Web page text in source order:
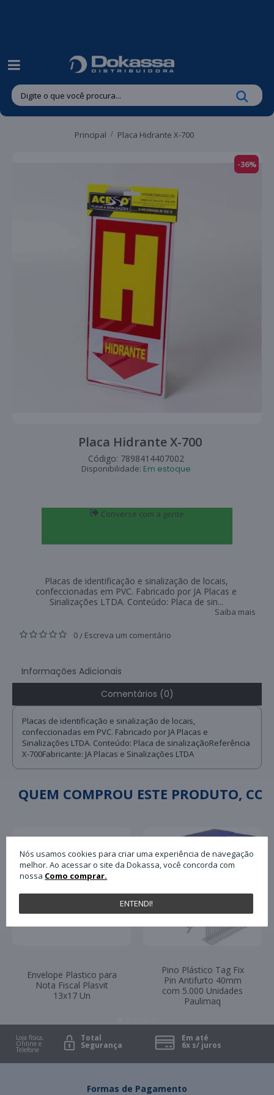
Principal Placa Hidrante X-700
-36%
Placa Hidrante X-700
Código: 7898414407002
Disponibilidade: Em estoque
Converse com a gente
Placas de identificação e sinalização de locais,
confeccionadas em PVC. Fabricado por JA Placas e
Sinalizações LTDA. Conteúdo: Placa de sin...
Saiba mais
0 / Escreva um comentário
Informações Adicionais
Comentários (0)
Placas de identificação e sinalização de locais,
confeccionadas em PVC. Fabricado por JA Placas e
Sinalizações LTDA. Conteúdo: Placa de sinalizaçãoReferência
X-700Fabricante: JA Placas e Sinalizações LTDA
QUEM COMPROU ESTE PRODUTO,
Envelope Plastico para
Nota Fiscal Plasvit
13x17 Un
Pino Plástico Tag Fix
Pin Antifurto 40mm
com 5.000 Unidades
Paulimaq
Loja física,
Online e
Telefone
Total
Segurança
Em até
6x s/ juros
Nós usamos cookies para criar uma experiência de navegação
melhor. Ao acessar o site da Dokassa, você concorda com
nossa Como comprar.
ENTENDI!
Formas de Pagamento